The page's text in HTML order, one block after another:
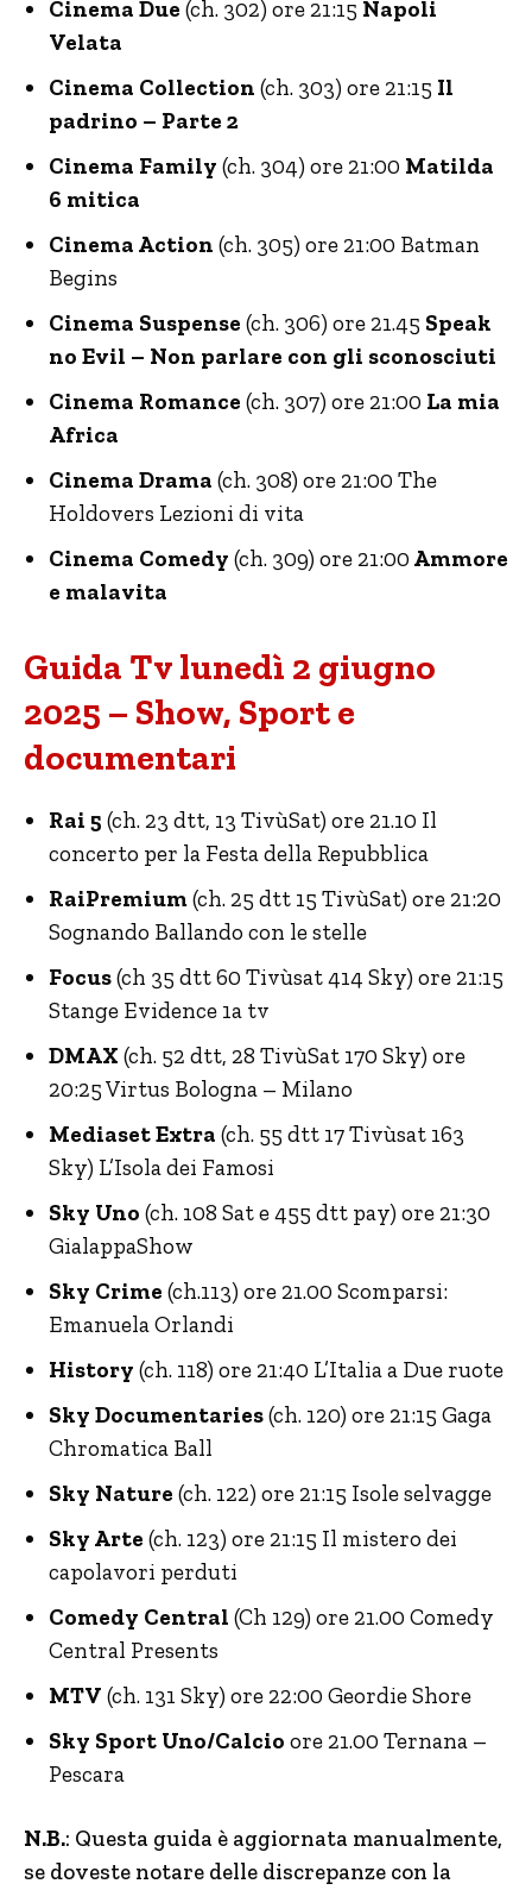
Cinema Due (ch. 302) ore 21:15 Napoli
Velata
Cinema Collection (ch. 303) ore 21:15 Il
padrino – Parte 2
Cinema Family (ch. 304) ore 21:00 Matilda
6 mitica
Cinema Action (ch. 305) ore 21:00 Batman
Begins
Cinema Suspense (ch. 306) ore 21.45 Speak
no Evil – Non parlare con gli sconosciuti
Cinema Romance (ch. 307) ore 21:00 La mia
Africa
Cinema Drama (ch. 308) ore 21:00 The
Holdovers Lezioni di vita
Cinema Comedy (ch. 309) ore 21:00 Ammore
e malavita
Guida Tv lunedì 2 giugno
2025 – Show, Sport e
documentari
Rai 5 (ch. 23 dtt, 13 TivùSat) ore 21.10 Il
concerto per la Festa della Repubblica
RaiPremium(ch. 25 dtt 15 TivùSat) ore 21:20
Sognando Ballando con le stelle
Focus(ch 35 dtt 60 Tivùsat 414 Sky) ore 21:15
Stange Evidence 1a tv
DMAX (ch. 52 dtt, 28 TivùSat 170 Sky) ore
20:25 Virtus Bologna – Milano
Mediaset Extra (ch. 55 dtt 17 Tivùsat 163
Sky) L’Isola dei Famosi
Sky Uno (ch. 108 Sat e 455 dtt pay) ore 21:30
GialappaShow
Sky Crime (ch.113) ore 21.00 Scomparsi:
Emanuela Orlandi
History (ch. 118) ore 21:40 L’Italia a Due ruote
Sky Documentaries(ch. 120) ore 21:15 Gaga
Chromatica Ball
Sky Nature (ch. 122) ore 21:15 Isole selvagge
Sky Arte (ch. 123) ore 21:15 Il mistero dei
capolavori perduti
Comedy Central (Ch 129) ore 21.00 Comedy
Central Presents
MTV (ch. 131 Sky) ore 22:00 Geordie Shore
Sky Sport Uno/Calcio ore 21.00 Ternana –
Pescara
N.B.: Questa guida è aggiornata manualmente,
se doveste notare delle discrepanze con la